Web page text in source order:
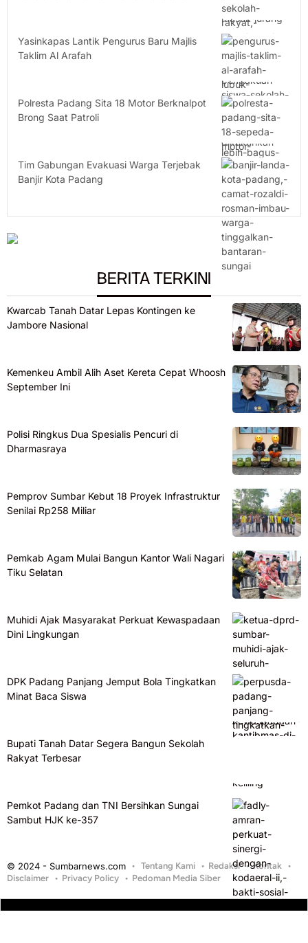
Yasinkapas Lantik Pengurus Baru Majlis
Taklim Al Arafah
Polresta Padang Sita 18 Motor Berknalpot
Brong Saat Patroli
Tim Gabungan Evakuasi Warga Terjebak
Banjir Kota Padang
BERITA TERKINI
Kwarcab Tanah Datar Lepas Kontingen ke
Jambore Nasional
Kemenkeu Ambil Alih Aset Kereta Cepat Whoosh
September Ini
Polisi Ringkus Dua Spesialis Pencuri di
Dharmasraya
Pemprov Sumbar Kebut 18 Proyek Infrastruktur
Senilai Rp258 Miliar
Pemkab Agam Mulai Bangun Kantor Wali Nagari
Tiku Selatan
Muhidi Ajak Masyarakat Perkuat Kewaspadaan
Dini Lingkungan
DPK Padang Panjang Jemput Bola Tingkatkan
Minat Baca Siswa
Bupati Tanah Datar Segera Bangun Sekolah
Rakyat Terbesar
Pemkot Padang dan TNI Bersihkan Sungai
Sambut HJK ke-357
© 2024 - Sumbarnews.com Tentang Kami Redaksi
Kontak
Disclaimer
Privacy Policy Pedoman Media Siber